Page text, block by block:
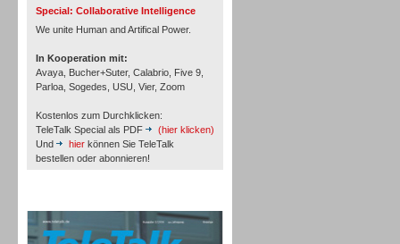
Special: Collaborative Intelligence
We unite Human and Artifical Power.
In Kooperation mit:
Avaya, Bucher+Suter, Calabrio, Five 9,
Parloa, Sogedes, USU, Vier, Zoom
Kostenlos zum Durchklicken:
TeleTalk Special als PDF
(hier klicken)
Und
hier können Sie TeleTalk
bestellen oder abonnieren!